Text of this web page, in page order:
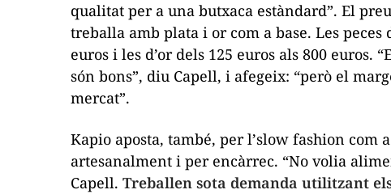
qualitat per a una butxaca estàndard”. El
treballa amb plata i or com a base. Les
euros i les d’or dels 125 euros als 800 euros.
són bons”, diu Capell, i afegeix: “però el
mercat”.
Kapio aposta, també, per l’slow fashion com
artesanalment i per encàrrec. “No volia
Capell. Treballen sota demanda utilitzant